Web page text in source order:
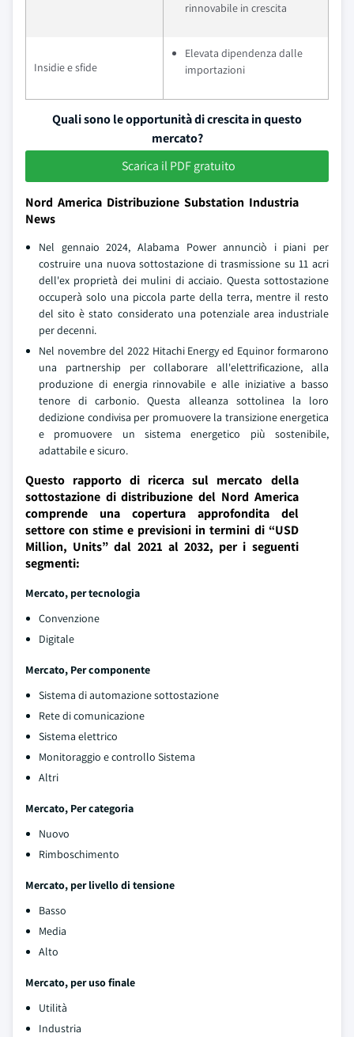
rinnovabile in crescita
Insidie e sfide
Elevata dipendenza dalle
importazioni
Quali sono le opportunità di crescita in questo
mercato?
Scarica il PDF gratuito
Nord America Distribuzione Substation Industria
News
Nel gennaio 2024, Alabama Power annunciò i piani per
costruire una nuova sottostazione di trasmissione su 11 acri
dell'ex proprietà dei mulini di acciaio. Questa sottostazione
occuperà solo una piccola parte della terra, mentre il resto
del sito è stato considerato una potenziale area industriale
per decenni.
Nel novembre del 2022 Hitachi Energy ed Equinor formarono
una partnership per collaborare all'elettrificazione, alla
produzione di energia rinnovabile e alle iniziative a basso
tenore di carbonio. Questa alleanza sottolinea la loro
dedizione condivisa per promuovere la transizione energetica
e promuovere un sistema energetico più sostenibile,
adattabile e sicuro.
Questo rapporto di ricerca sul mercato della
sottostazione di distribuzione del Nord America
comprende una copertura approfondita del
settore con stime e previsioni in termini di “USD
Million, Units” dal 2021 al 2032, per i seguenti
segmenti:
Mercato, per tecnologia
Convenzione
Digitale
Mercato, Per componente
Sistema di automazione sottostazione
Rete di comunicazione
Sistema elettrico
Monitoraggio e controllo Sistema
Altri
Mercato, Per categoria
Nuovo
Rimboschimento
Mercato, per livello di tensione
Basso
Media
Alto
Mercato, per uso finale
Utilità
Industria